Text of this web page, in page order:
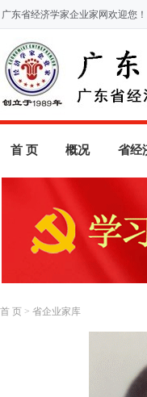
广东省经济学家企业家网欢迎您！
首 页 概况 省经
首 页 > 省企业家库